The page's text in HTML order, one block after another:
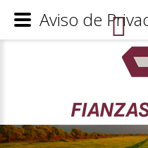
Aviso de